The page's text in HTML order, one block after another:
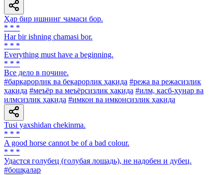
Ҳар бир ишнинг чамаси бор.
* * *
Har bir ishning chamasi bor.
* * *
Everything must have a beginning.
* * *
Все дело в почине.
#барқарорлик ва беқарорлик ҳақида #режа ва режасизлик
ҳақида #меъёр ва меъёрсизлик ҳақида #илм, касб-ҳунар ва
илмсизлик ҳақида #имкон ва имконсизлик ҳақида
Tusi yaxshidan chekinma.
* * *
A good horse cannot be of a bad colour.
* * *
Удастся голубец (голубая лошадь), не надобен и дубец.
#бошқалар